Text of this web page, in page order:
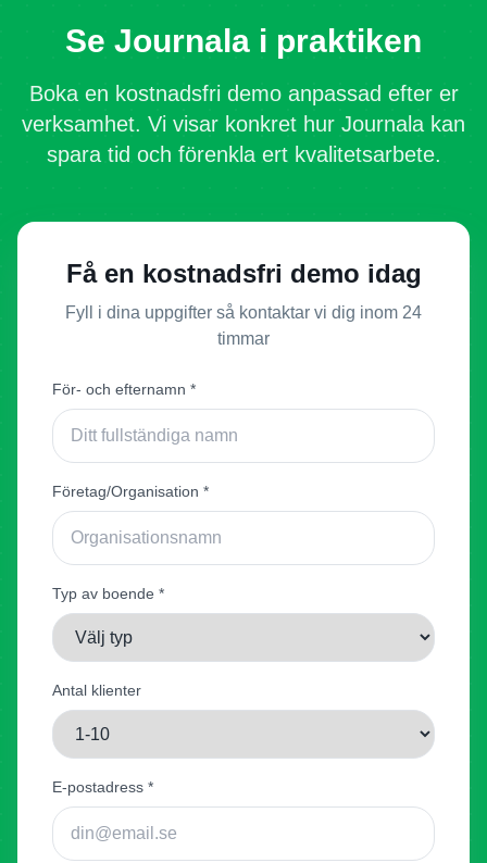
Se Journala i praktiken
Boka en kostnadsfri demo anpassad efter er
verksamhet. Vi visar konkret hur Journala kan
spara tid och förenkla ert kvalitetsarbete.
Få en kostnadsfri demo idag
Fyll i dina uppgifter så kontaktar vi dig inom 24
timmar
För- och efternamn *
Företag/Organisation *
Typ av boende *
Antal klienter
E-postadress *